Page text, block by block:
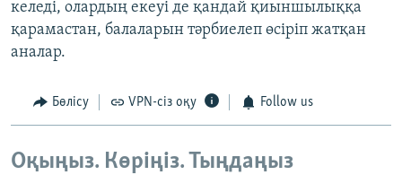
келеді, олардың екеуі де қандай қиыншылыққа
қарамастан, балаларын тәрбиелеп өсіріп жатқан
аналар.
Бөлісу VPN-сіз оқу Follow us
Оқыңыз. Көріңіз. Тыңдаңыз